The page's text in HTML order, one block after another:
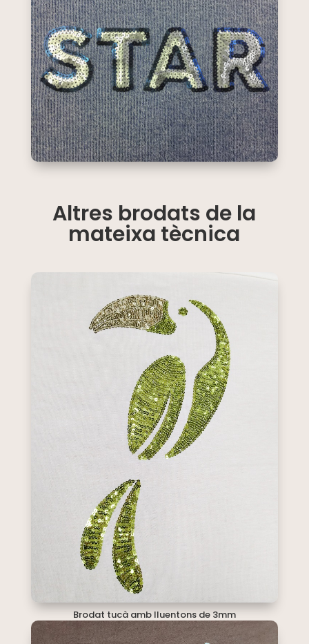
Altres brodats de la
mateixa tècnica
Brodat tucà amb lluentons de 3mm